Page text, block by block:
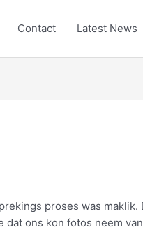
Contact Latest News
proses was maklik.
ons kon fotos neem